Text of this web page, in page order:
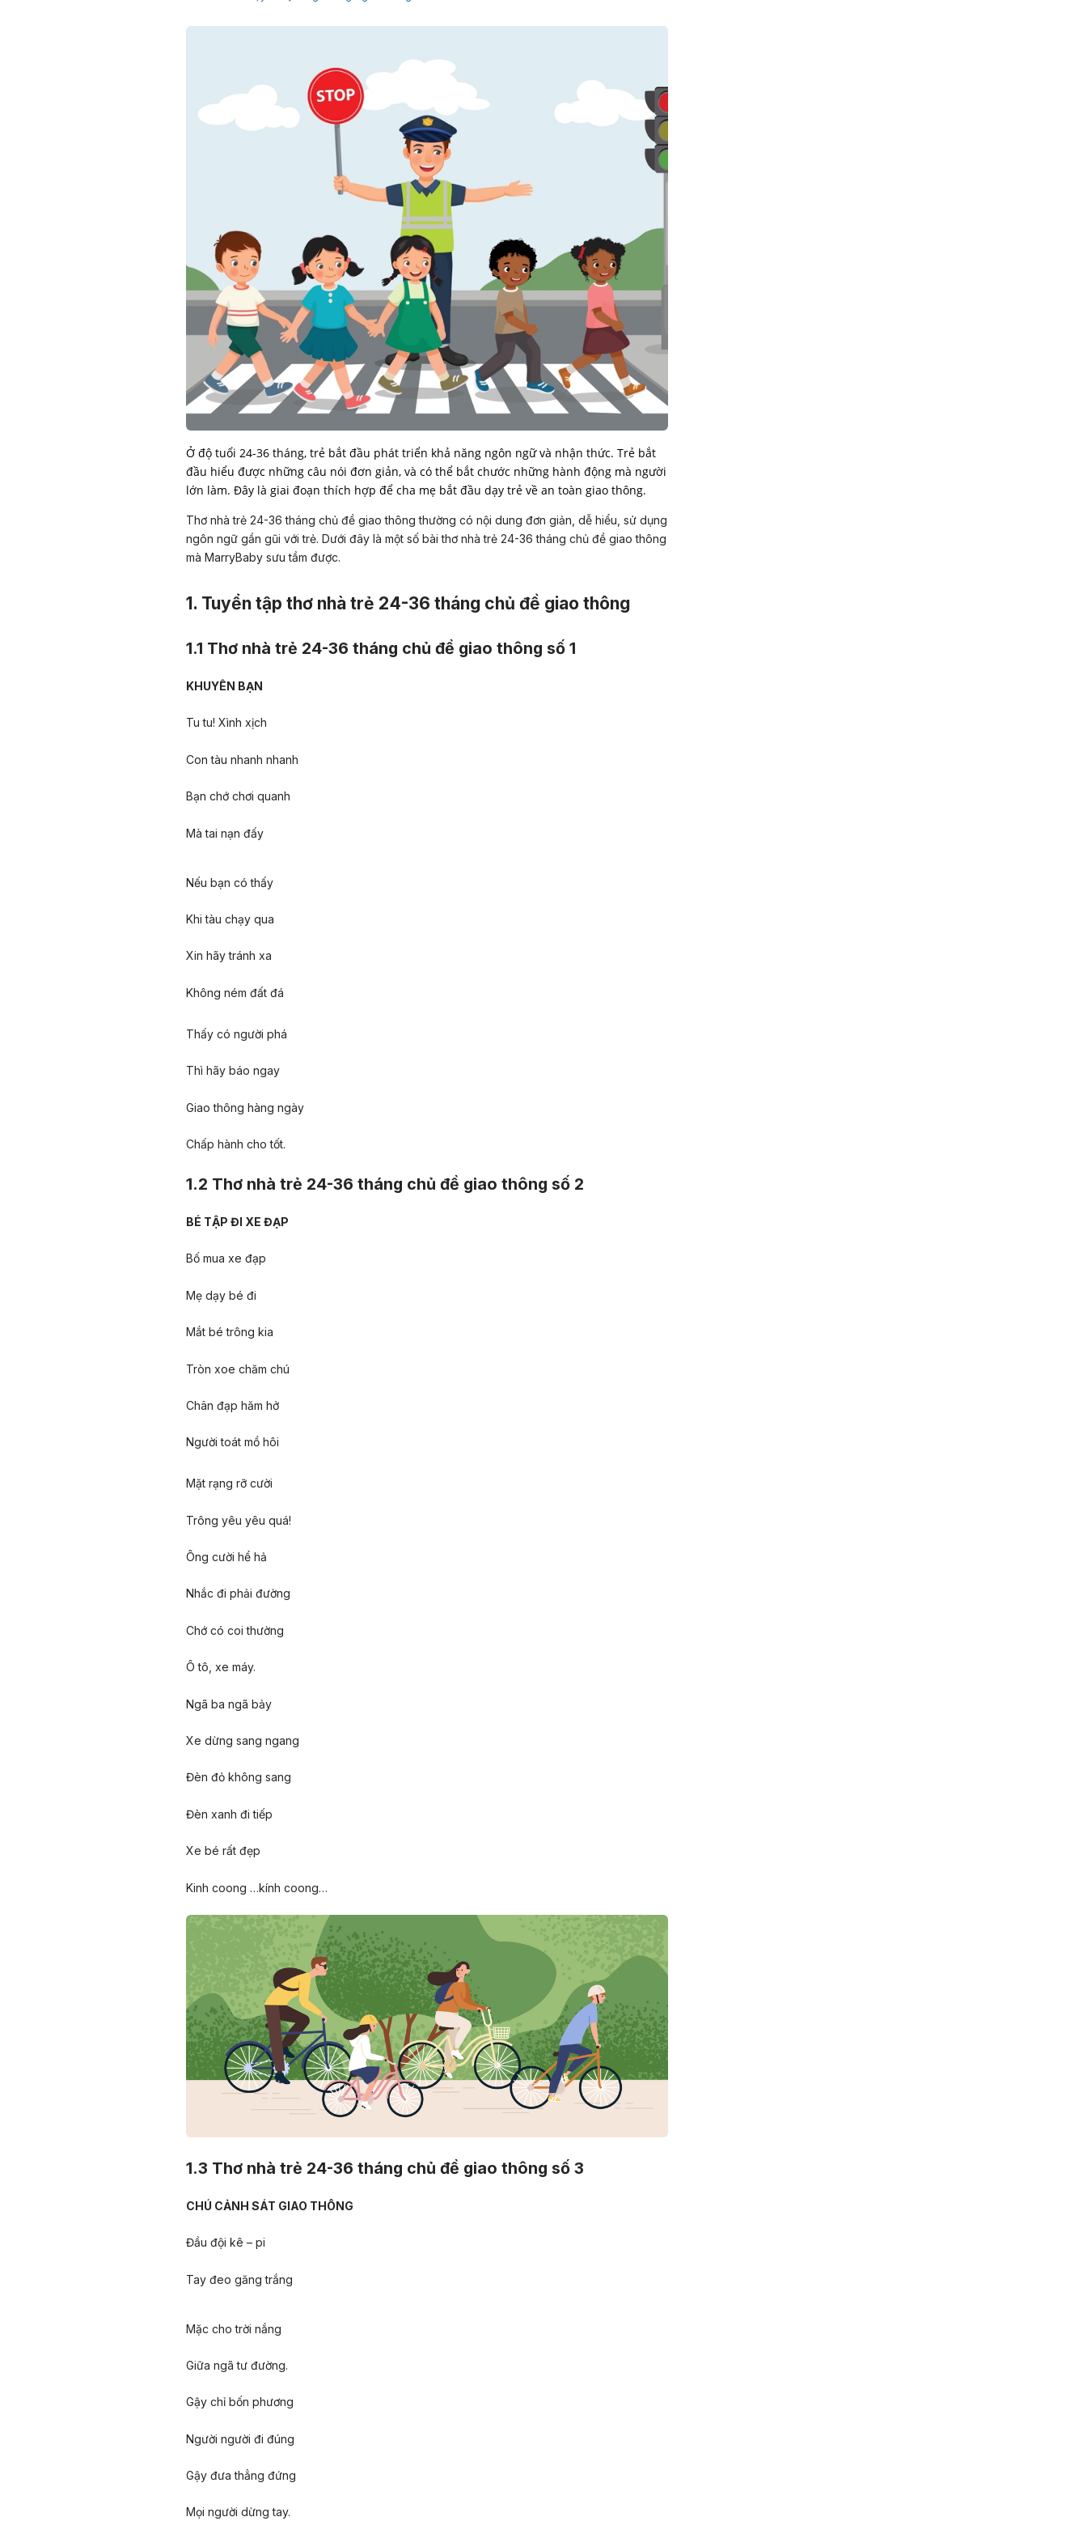
Ở độ tuổi 24-36 tháng, trẻ bắt đầu phát triển khả năng ngôn ngữ và nhận thức. Trẻ bắt
đầu hiểu được những câu nói đơn giản, và có thể bắt chước những hành động mà người
lớn làm. Đây là giai đoạn thích hợp để cha mẹ bắt đầu dạy trẻ về an toàn giao thông.
Thơ nhà trẻ 24-36 tháng chủ đề giao thông thường có nội dung đơn giản, dễ hiểu, sử dụng
ngôn ngữ gần gũi với trẻ. Dưới đây là một số bài thơ nhà trẻ 24-36 tháng chủ đề giao thông
mà MarryBaby sưu tầm được.
1. Tuyển tập thơ nhà trẻ 24-36 tháng chủ đề giao thông
1.1 Thơ nhà trẻ 24-36 tháng chủ đề giao thông số 1
KHUYÊN BẠN
Tu tu! Xình xịch
Con tàu nhanh nhanh
Bạn chớ chơi quanh
Mà tai nạn đấy
Nếu bạn có thấy
Khi tàu chạy qua
Xin hãy tránh xa
Không ném đất đá
Thấy có người phá
Thì hãy báo ngay
Giao thông hàng ngày
Chấp hành cho tốt.
1.2 Thơ nhà trẻ 24-36 tháng chủ đề giao thông số 2
BÉ TẬP ĐI XE ĐẠP
Bố mua xe đạp
Mẹ dạy bé đi
Mắt bé trông kia
Tròn xoe chăm chú
Chân đạp hăm hở
Người toát mồ hôi
Mặt rạng rỡ cười
Trông yêu yêu quá!
Ông cười hể hả
Nhắc đi phải đường
Chớ có coi thường
Ô tô, xe máy.
Ngã ba ngã bảy
Xe dừng sang ngang
Đèn đỏ không sang
Đèn xanh đi tiếp
Xe bé rất đẹp
Kinh coong …kính coong…
1.3 Thơ nhà trẻ 24-36 tháng chủ đề giao thông số 3
CHÚ CẢNH SÁT GIAO THÔNG
Đầu đội kê – pi
Tay đeo găng trắng
Mặc cho trời nắng
Giữa ngã tư đường.
Gậy chỉ bốn phương
Người người đi đúng
Gậy đưa thẳng đứng
Mọi người dừng tay.